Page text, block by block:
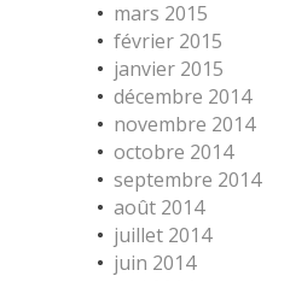
mars 2015
février 2015
janvier 2015
décembre 2014
novembre 2014
octobre 2014
septembre 2014
août 2014
juillet 2014
juin 2014